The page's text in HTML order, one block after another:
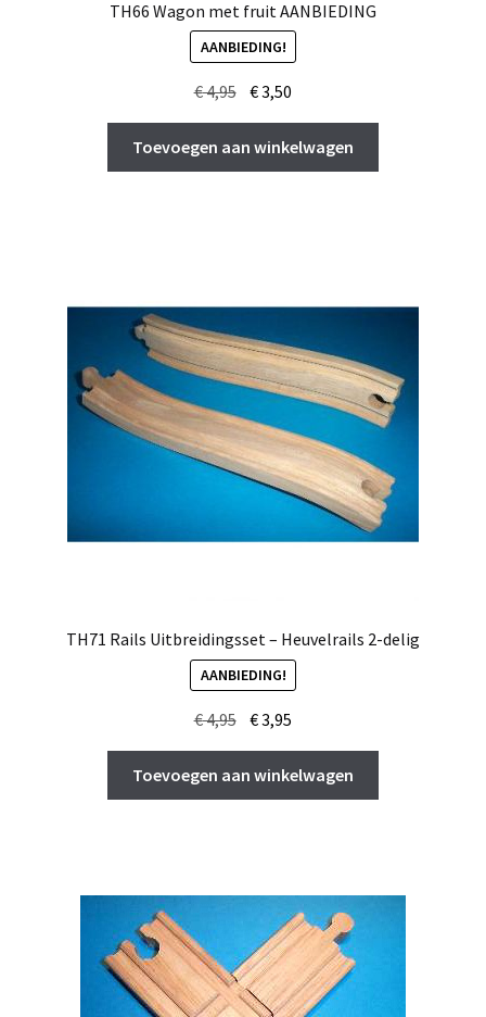
TH66 Wagon met fruit AANBIEDING
AANBIEDING!
€4,95 Oorspronkelijke
was:
€ 4,95.
€3,50
is:
€ 3,50.
Toevoegen aan winkelwagen
TH71 Rails Uitbreidingsset – Heuvelrails 2-delig
AANBIEDING!
€4,95 Oorspronkelijke
prijs
was:
€ 4,95.
€3,95
prijs
is:
€ 3,95.
Toevoegen aan winkelwagen